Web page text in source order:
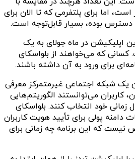
است، اما برای پلتفرمی که تا الان برای
دسترس بوده، بسیار قابل‌توجه است.
اپلیکیشن در ماه جولای به یک
کسانی که می‌خواهند از بلواسکای
برای ورود به آن داشته باشند.
یک شبکه اجتماعی غیرمتمرکز معرفی
کاربران می‌توانستند الگوریتم‌هایی
زمانی خود انتخاب کنند. بلواسکای
دامنه پولی برای تأیید هویت کاربران
نیست که این برنامه چه زمانی برای